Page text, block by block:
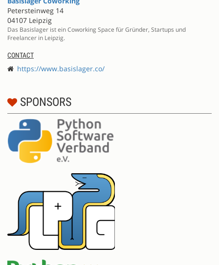
Petersteinweg 14
04107 Leipzig
Das Basislager ist ein Coworking Space für Gründer, Startups und
Freelancer in Leipzig.
CONTACT
https://www.basislager.co/
SPONSORS